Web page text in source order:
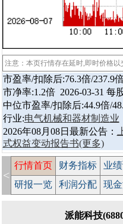
注意：本页行情存在延时,即时价格以
市盈率/扣除后:76.3倍/237.9
市净率:1.2倍 2026-03-31 每
中位市盈率/扣除后:44.9倍/
行业:电气机械和器材制造业
2026年08月08日最新公告：
式权益变动报告书(更多)
<
行情首页 财务指标 业
研报一览
利润分配 现
派能科技